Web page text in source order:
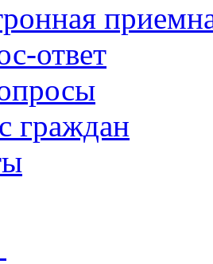
ответ
граждан